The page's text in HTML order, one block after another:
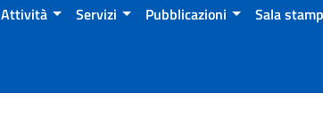
Attività Servizi Pubblicazioni Sala